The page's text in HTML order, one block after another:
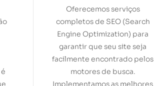
Oferecemos serviços
completos de SEO (Search
Engine Optimization) para
garantir que seu site seja
facilmente encontrado pelos
motores de busca.
Implementamos as melhores